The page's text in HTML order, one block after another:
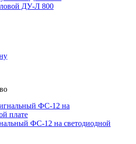
ДУ-Л 800
ФС-12 на светодиодной